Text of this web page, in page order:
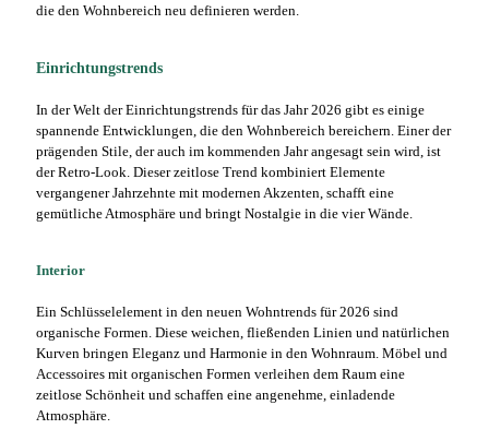
die den Wohnbereich neu definieren werden.
Einrichtungstrends
In der Welt der Einrichtungstrends für das Jahr 2026 gibt es einige
spannende Entwicklungen, die den Wohnbereich bereichern. Einer der
prägenden Stile, der auch im kommenden Jahr angesagt sein wird, ist
der Retro-Look. Dieser zeitlose Trend kombiniert Elemente
vergangener Jahrzehnte mit modernen Akzenten, schafft eine
gemütliche Atmosphäre und bringt Nostalgie in die vier Wände.
Interior
Ein Schlüsselelement in den neuen Wohntrends für 2026 sind
organische Formen. Diese weichen, fließenden Linien und natürlichen
Kurven bringen Eleganz und Harmonie in den Wohnraum. Möbel und
Accessoires mit organischen Formen verleihen dem Raum eine
zeitlose Schönheit und schaffen eine angenehme, einladende
Atmosphäre.